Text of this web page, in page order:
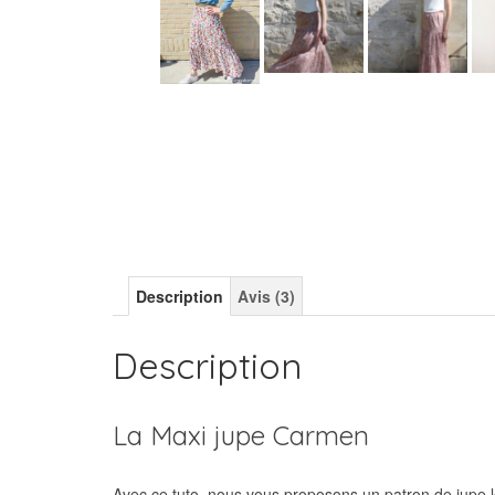
Description Avis (3)
Description
La Maxi jupe Carmen